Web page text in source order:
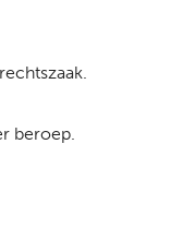
beroep.